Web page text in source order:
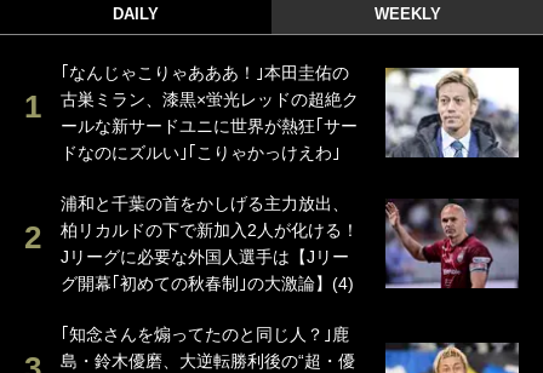
DAILY WEEKLY
｢なんじゃこりゃあああ！｣本田圭佑の
古巣ミラン、漆黒×蛍光レッドの超絶ク
ールな新サードユニに世界が熱狂｢サー
ドなのにズルい｣｢こりゃかっけえわ｣
浦和と千葉の首をかしげる主力放出、
柏リカルドの下で新加入2人が化ける！
Jリーグに必要な外国人選手は【Jリー
グ開幕｢初めての秋春制｣の大激論】(4)
｢知念さんを煽ってたのと同じ人？｣鹿
島・鈴木優磨、大逆転勝利後の“超・優